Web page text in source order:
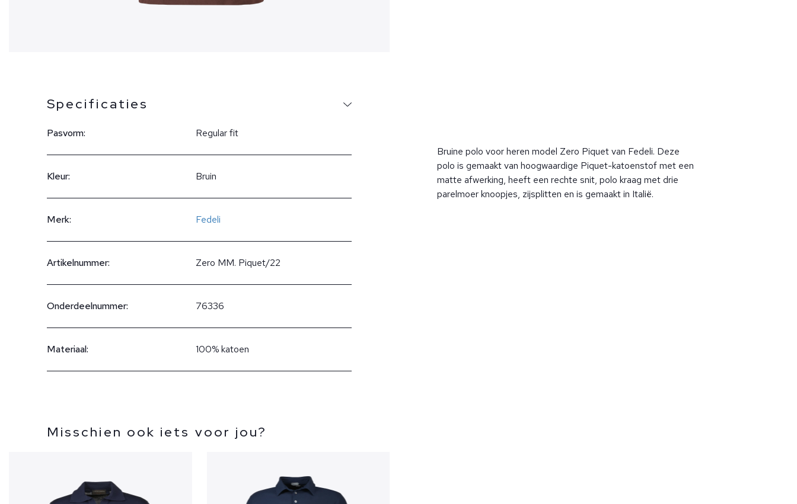
Specificaties
Pasvorm: Regular fit
Kleur: Bruin
Merk: Fedeli
Artikelnummer: Zero MM. Piquet/22
Onderdeelnummer: 76336
Materiaal: 100% katoen
Misschien ook iets voor jou?
Bruine polo voor heren model Zero Piquet van Fedeli. Deze
polo is gemaakt van hoogwaardige Piquet-katoenstof met een
matte afwerking, heeft een rechte snit, polo kraag met drie
parelmoer knoopjes, zijsplitten en is gemaakt in Italië.